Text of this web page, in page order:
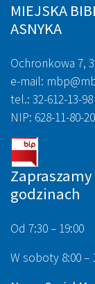
MIEJSKA
ASNYKA
Ochronkowa 7,
e-mail:
tel.: 32-612-13-98
NIP: 628-11-80-
Zapraszamy
godzinach
Od 7:30 – 19:00
W soboty 8:00 –